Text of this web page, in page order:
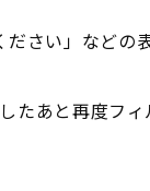
さい」などの
あと再度フィ